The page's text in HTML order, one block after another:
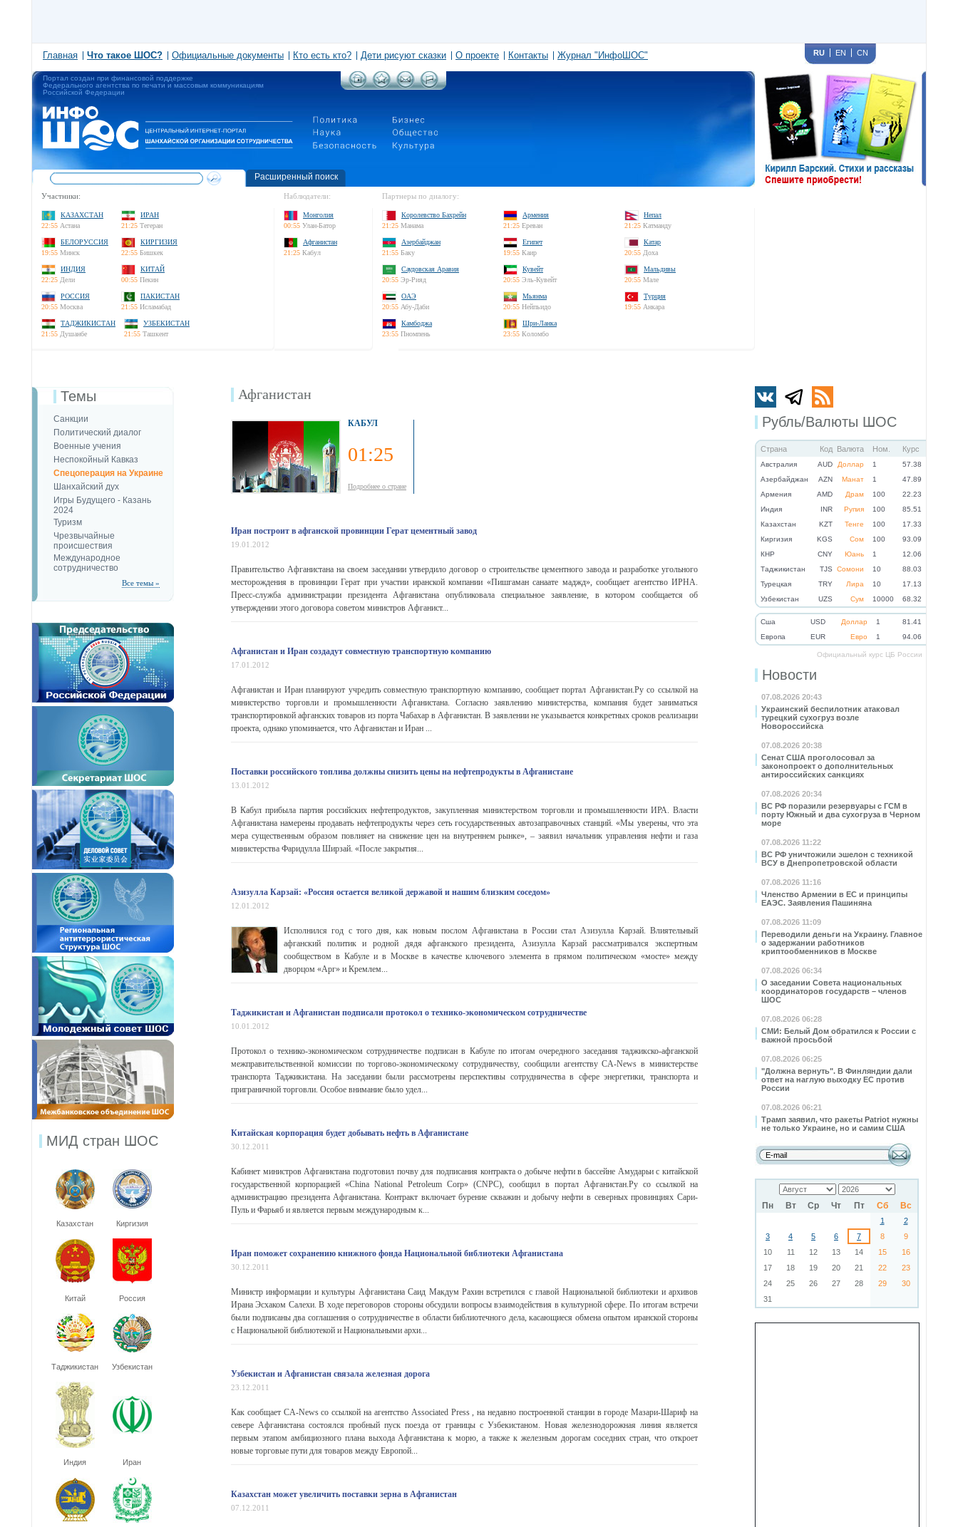
Главная Что такое ШОС? Официальные документы Кто есть кто? Дети рисуют сказки О проекте Контакты Журнал "ИнфоШОС" RU EN CN
Портал создан при финансовой поддержке
Федерального агентства по печати и массовым коммуникациям
Российской Федерации
Расширенный поиск
Участники:
КАЗАХСТАН
22:55 Астана
ИРАН
21:25 Тегеран
БЕЛОРУССИЯ
19:55 Минск
КИРГИЗИЯ
22:55 Бишкек
ИНДИЯ
22:25 Дели
КИТАЙ
00:55 Пекин
РОССИЯ
20:55 Москва
ПАКИСТАН
21:55 Исламабад
ТАДЖИКИСТАН
21:55 Душанбе
УЗБЕКИСТАН
21:55 Ташкент
Наблюдатели:
Монголия
00:55 Улан-Батор
Афганистан
21:25 Кабул
Партнеры по диалогу:
Королевство Бахрейн
21:25 Манама
Армения
21:25 Ереван
Непал
21:25 Катманду
Азербайджан
21:55 Баку
Египет
19:55 Каир
Катар
20:55 Доха
Саудовская Аравия
20:55 Эр-Рияд
Кувейт
20:55 Эль-Кувейт
Мальдивы
20:55 Мале
ОАЭ
20:55 Абу-Даби
Мьянма
20:55 Нейпьидо
Турция
19:55 Анкара
Камбоджа
23:55 Пномпень
Шри-Ланка
23:55 Коломбо
Рубль/Валюты ШОС
Страна Код Валюта Ном. Курс
Австралия AUD Доллар 1
57.38
Азербайджан
AZN Манат 1
47.89
Армения
AMD Драм 100
22.23
Индия
INR Рупия 100
85.51
Казахстан
KZT Тенге 100
17.33
Киргизия
KGS Сом 100
93.09
КНР
CNY Юань 1
12.06
Таджикистан
TJS Сомони 10
88.03
Турецкая
TRY Лира 10
17.13
Узбекистан
UZS Сум 10000 68.32
Cша USD Доллар 1
81.41
Eвропа
EUR Евро 1 94.06
Официальный курс ЦБ России
Новости
07.08.2026 20:43
Украинский беспилотник атаковал
турецкий сухогруз возле
Новороссийска
07.08.2026 20:38
Сенат США проголосовал за
законопроект о дополнительных
антироссийских санкциях
07.08.2026 20:34
ВС РФ поразили резервуары с ГСМ в
порту Южный и два сухогруза в Черном
море
07.08.2026 11:22
ВС РФ уничтожили эшелон с техникой
ВСУ в Днепропетровской области
07.08.2026 11:16
Членство Армении в ЕС и принципы
ЕАЭС. Заявления Пашиняна
07.08.2026 11:09
Переводили деньги на Украину. Главное
о задержании работников
криптообменников в Москве
07.08.2026 06:34
О заседании Совета национальных
координаторов государств – членов
ШОС
07.08.2026 06:28
СМИ: Белый Дом обратился к России с
важной просьбой
07.08.2026 06:25
"Должна вернуть". В Финляндии дали
ответ на наглую выходку ЕС против
России
07.08.2026 06:21
Трамп заявил, что ракеты Patriot нужны
не только Украине, но и самим США
Пн Вт Ср Чт Пт Сб Вс
1
2
3
4 5 6 7 8
9
10
11 12 13 14 15
16
17
18 19 20 21 22
23
24
25 26 27 28 29
30
31
Темы
Санкции
Политический диалог
Военные учения
Неспокойный Кавказ
Спецоперация на Украине
Шанхайский дух
Игры Будущего - Казань
2024
Туризм
Чрезвычайные
происшествия
Международное
сотрудничество
Все темы »
МИД стран ШОС
Казахстан Киргизия
Китай Россия
Таджикистан Узбекистан
Индия Иран
Афганистан
КАБУЛ
01:25
Подробнее о стране
Иран построит в афганской провинции Герат цементный завод
19.01.2012
Правительство Афганистана на своем заседании утвердило договор о строительстве цементного завода и разработке угольного
месторождения в провинции Герат при участии иранской компании «Пишгаман санаате маджд», сообщает агентство ИРНА.
Пресс-служба администрации президента Афганистана опубликовала специальное заявление, в котором сообщается об
утверждении этого договора советом министров Афганист...
Афганистан и Иран создадут совместную транспортную компанию
17.01.2012
Афганистан и Иран планируют учредить совместную транспортную компанию, сообщает портал Афганистан.Ру со ссылкой на
министерство торговли и промышленности Афганистана. Согласно заявлению министерства, компания будет заниматься
транспортировкой афганских товаров из порта Чабахар в Афганистан. В заявлении не указывается конкретных сроков реализации
проекта, однако упоминается, что Афганистан и Иран ...
Поставки российского топлива должны снизить цены на нефтепродукты в Афганистане
13.01.2012
В Кабул прибыла партия российских нефтепродуктов, закупленная министерством торговли и промышленности ИРА. Власти
Афганистана намерены продавать нефтепродукты через сеть государственных автозаправочных станций. «Мы уверены, что эта
мера существенным образом повлияет на снижение цен на внутреннем рынке», – заявил начальник управления нефти и газа
министерства Фаридулла Ширзай. «После закрытия...
Азизулла Карзай: «Россия остается великой державой и нашим близким соседом»
12.01.2012
Исполнился год с того дня, как новым послом Афганистана в России стал Азизулла Карзай. Влиятельный
афганский политик и родной дядя афганского президента, Азизулла Карзай рассматривался экспертным
сообществом в Кабуле и в Москве в качестве ключевого элемента в прямом политическом «мосте» между
дворцом «Арг» и Кремлем...
Таджикистан и Афганистан подписали протокол о технико-экономическом сотрудничестве
10.01.2012
Протокол о технико-экономическом сотрудничестве подписан в Кабуле по итогам очередного заседания таджикско-афганской
межправительственной комиссии по торгово-экономическому сотрудничеству, сообщили агентству CA-News в министерстве
транспорта Таджикистана. На заседании были рассмотрены перспективы сотрудничества в сфере энергетики, транспорта и
приграничной торговли. Особое внимание было удел...
Китайская корпорация будет добывать нефть в Афганистане
30.12.2011
Кабинет министров Афганистана подготовил почву для подписания контракта о добыче нефти в бассейне Амударьи с китайской
государственной корпорацией «China National Petroleum Corp» (CNPC), сообщил в портал Афганистан.Ру со ссылкой на
администрацию президента Афганистана. Контракт включает бурение скважин и добычу нефти в северных провинциях Сари-
Пуль и Фарьяб и является первым международным к...
Иран поможет сохранению книжного фонда Национальной библиотеки Афганистана
30.12.2011
Министр информации и культуры Афганистана Саид Макдум Рахин встретился с главой Национальной библиотеки и архивов
Ирана Эсхаком Салехи. В ходе переговоров стороны обсудили вопросы взаимодействия в культурной сфере. По итогам встречи
были подписаны два соглашения о сотрудничестве в области библиотечного дела, касающиеся обмена опытом иранской стороны
с Национальной библиотекой и Национальными архи...
Узбекистан и Афганистан связала железная дорога
23.12.2011
Как сообщает CA-News со ссылкой на агентство Associated Press , на недавно построенной станции в городе Мазари-Шариф на
севере Афганистана состоялся пробный пуск поезда от границы с Узбекистаном. Новая железнодорожная линия является
первым этапом амбициозного плана выхода Афганистана к морю, а также к железным дорогам соседних стран, что откроет
новые торговые пути для товаров между Европой...
Казахстан может увеличить поставки зерна в Афганистан
07.12.2011